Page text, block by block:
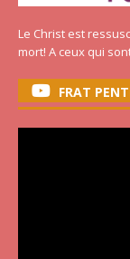
Le Christ est
mort! A ceux qui
FRAT